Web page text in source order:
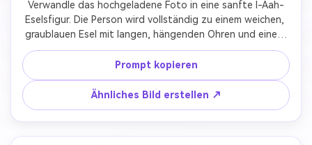
Verwandle das hochgeladene Foto in eine sanfte I-Aah-
Eselsfigur. Die Person wird vollständig zu einem weichen,
graublauen Esel mit langen, hängenden Ohren und einem
ruhigen, leicht melancholischen Ausdruck. Nutze
klassischen Kinderanimations- und Aquarell-Bilderbuchstil.
Gedämpfte Pastellfarben, weiches Licht, ruhige,
tröstende Atmosphäre. Die Figur sollte nachdenklich,
herzlich und emotional warm wirken. Minimaler
Hintergrund mit friedlicher Bilderbuchstimmung. Kein
Realismus, kein menschliches Gesicht, keine düstere oder
Prompt kopieren
Ähnliches Bild erstellen ↗